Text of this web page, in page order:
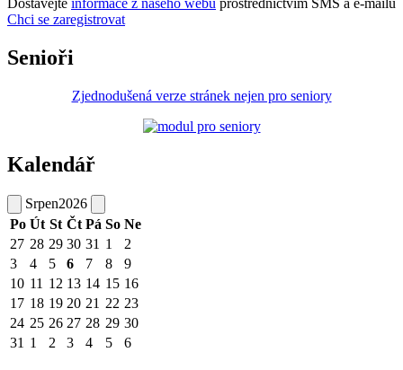
Dostávejte informace z našeho webu prostřednictvím SMS a e-mailů
Chci se zaregistrovat
Senioři
Zjednodušená verze stránek nejen pro seniory
Kalendář
Srpen2026
Po Út St Čt Pá So Ne
27 28 29 30 31 1
2
3
4 5 6 7 8
9
10 11 12 13 14 15 16
17 18 19 20 21 22 23
24 25 26 27 28 29 30
31 1 2 3 4 5 6